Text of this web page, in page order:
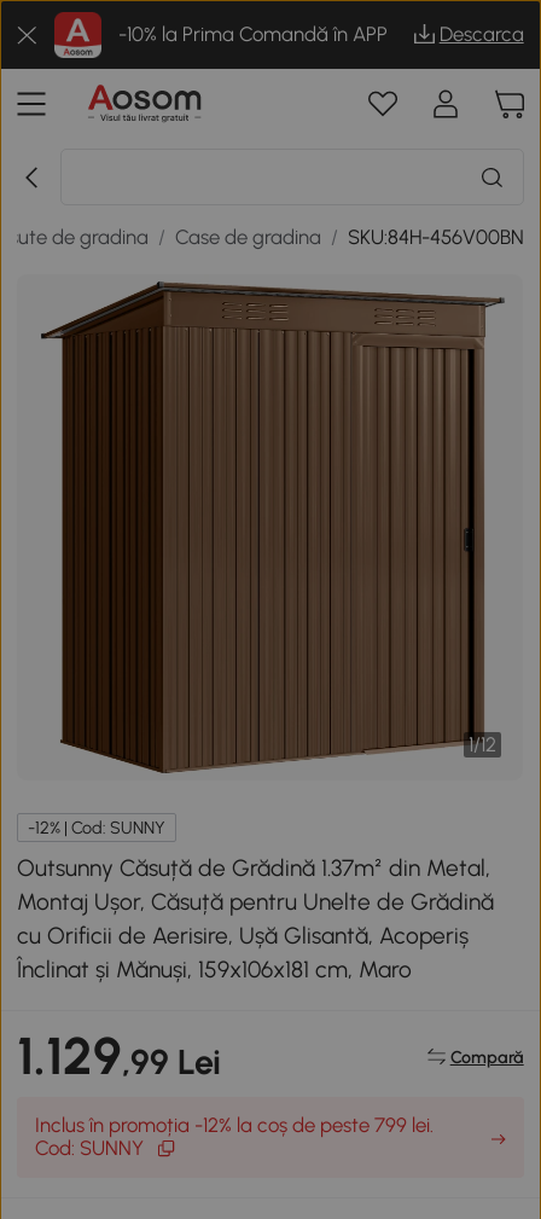
-10% la Prima Comandă în APP Descarca
de gradina / Case de gradina / SKU:84H-456V00BN
1/12
-12% | Cod: SUNNY
Outsunny Căsuță de Grădină 1.37m² din Metal,
Montaj Ușor, Căsuță pentru Unelte de Grădină
cu Orificii de Aerisire, Ușă Glisantă, Acoperiș
Înclinat și Mănuși, 159x106x181 cm, Maro
1.129,99 Lei Compară
Inclus în promoția -12% la coș de peste 799 lei.
Cod: SUNNY